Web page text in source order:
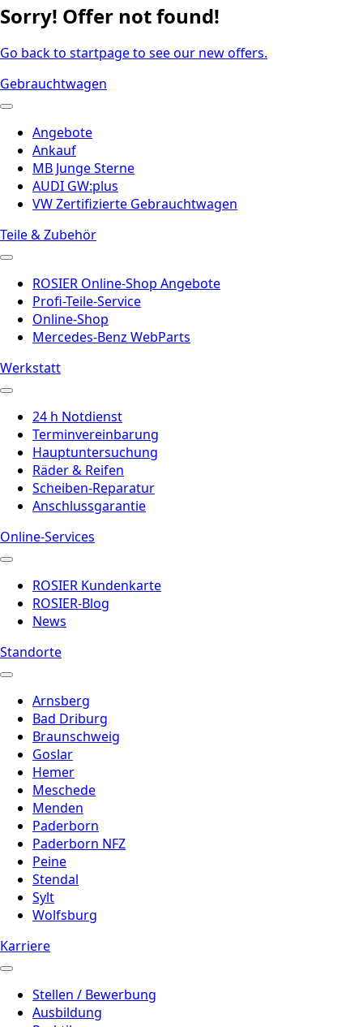
Sorry! Offer not found!
Go back to startpage to see our new offers.
Gebrauchtwagen
Angebote
Ankauf
MB Junge Sterne
AUDI GW:plus
VW Zertifizierte Gebrauchtwagen
Teile & Zubehör
ROSIER Online-Shop Angebote
Profi-Teile-Service
Online-Shop
Mercedes-Benz WebParts
Werkstatt
24 h Notdienst
Terminvereinbarung
Hauptuntersuchung
Räder & Reifen
Scheiben-Reparatur
Anschlussgarantie
Online-Services
ROSIER Kundenkarte
ROSIER-Blog
News
Standorte
Arnsberg
Bad Driburg
Braunschweig
Goslar
Hemer
Meschede
Menden
Paderborn
Paderborn NFZ
Peine
Stendal
Sylt
Wolfsburg
Karriere
Stellen / Bewerbung
Ausbildung